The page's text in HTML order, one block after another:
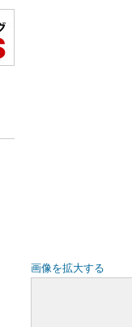
画像を拡大する